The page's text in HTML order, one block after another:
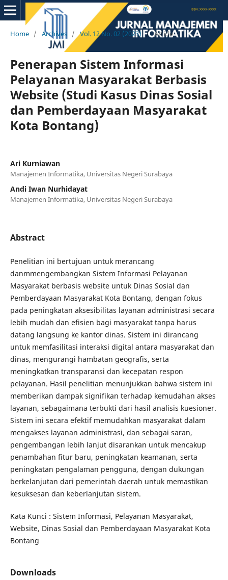
Home / Archives / Vol. 12 No. 02 (2023) / Article
Penerapan Sistem Informasi
Pelayanan Masyarakat Berbasis
Website (Studi Kasus Dinas Sosial
dan Pemberdayaan Masyarakat
Kota Bontang)
Ari Kurniawan
Manajemen Informatika, Universitas Negeri Surabaya
Andi Iwan Nurhidayat
Manajemen Informatika, Universitas Negeri Surabaya
Abstract
Penelitian ini bertujuan untuk merancang
danmmengembangkan Sistem Informasi Pelayanan
Masyarakat berbasis website untuk Dinas Sosial dan
Pemberdayaan Masyarakat Kota Bontang, dengan fokus
pada peningkatan aksesibilitas layanan administrasi secara
lebih mudah dan efisien bagi masyarakat tanpa harus
datang langsung ke kantor dinas. Sistem ini dirancang
untuk memfasilitasi interaksi digital antara masyarakat dan
dinas, mengurangi hambatan geografis, serta
meningkatkan transparansi dan kecepatan respon
pelayanan. Hasil penelitian menunjukkan bahwa sistem ini
memberikan dampak signifikan terhadap kemudahan akses
layanan, sebagaimana terbukti dari hasil analisis kuesioner.
Sistem ini secara efektif memudahkan masyarakat dalam
mengakses layanan administrasi, dan sebagai saran,
pengembangan lebih lanjut disarankan untuk mencakup
penambahan fitur baru, peningkatan keamanan, serta
peningkatan pengalaman pengguna, dengan dukungan
berkelanjutan dari pemerintah daerah untuk memastikan
kesuksesan dan keberlanjutan sistem.
Kata Kunci : Sistem Informasi, Pelayanan Masyarakat,
Website, Dinas Sosial dan Pemberdayaan Masyarakat Kota
Bontang
Downloads